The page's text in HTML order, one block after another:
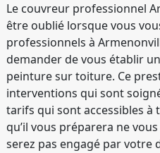
Le couvreur professionnel
être oublié lorsque vous
professionnels à
demander de vous établir
peinture sur toiture. Ce
interventions qui sont
tarifs qui sont accessibles à
qu’il vous préparera ne
serez pas engagé par votre